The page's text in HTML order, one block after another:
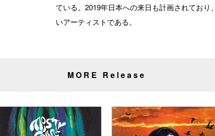
ている。2019年日本への来日も計画されてお
いアーティストである。
MORE Release